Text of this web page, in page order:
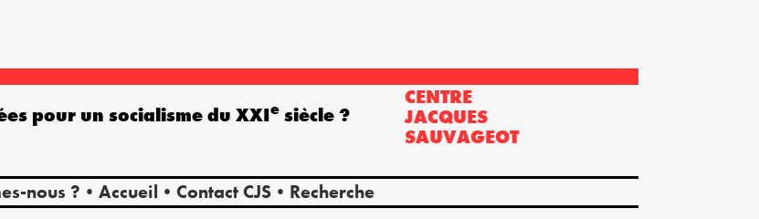
CENTRE
JACQUES
SAUVAGEOT
nous ? Accueil Contact CJS Recherche
pour un socialisme du XXIe siècle ?